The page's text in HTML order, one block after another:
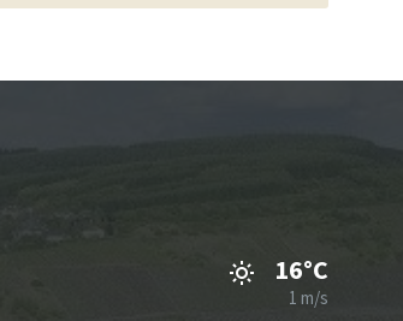
16°C
1 m/s